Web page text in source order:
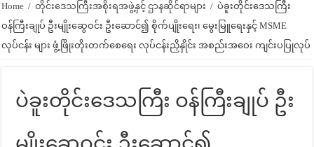
Home / တိုင်းဒေသကြီးအစိုးရအဖွဲ့နှင့် ဌာနဆိုင်ရာများ / ပဲခူးတိုင်းဒေသကြီး
ဝန်ကြီးချုပ် ဦးမျိုးဆွေဝင်း ဦးဆောင်၍ စိုက်ပျိုးရေး၊ မွေးမြူရေးနှင့် MSME
လုပ်ငန်း များ ဖွံ့ဖြိုးတိုးတက်စေရေး လုပ်ငန်းညှိနှိုင်း အစည်းအဝေး ကျင်းပပြုလုပ်
ပဲခူးတိုင်းဒေသကြီး ဝန်ကြီးချုပ် ဦး